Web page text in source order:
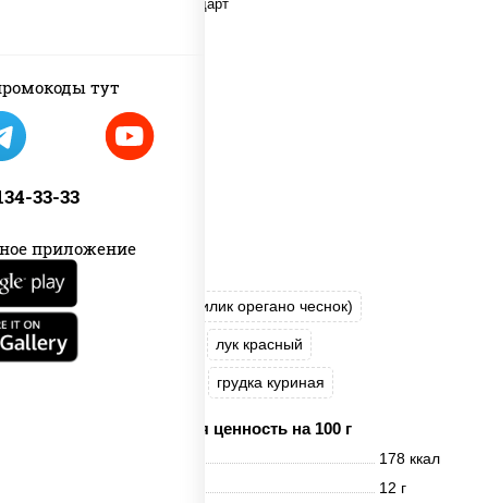
тут
33-33
приложение
пицца соус (томаты базилик орегано чеснок)
моцарелла для пиццы лук красный
грудка куриная
Пищевая ценность на 100 г
178 ккал
12 г